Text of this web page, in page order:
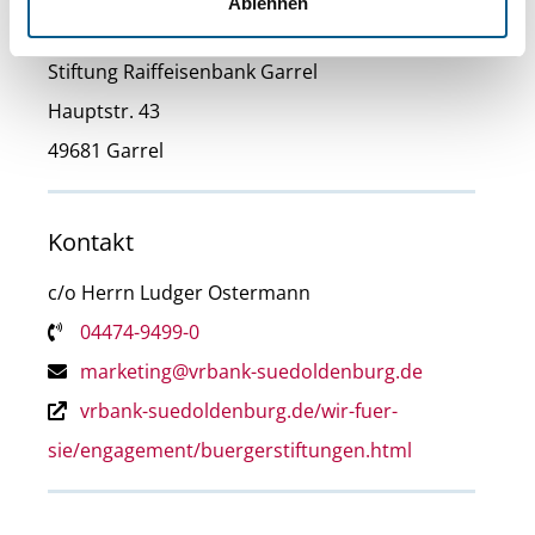
Stiftung Raiffeisenbank Garrel
Hauptstr. 43
49681 Garrel
Kontakt
c/o Herrn Ludger Ostermann
04474-9499-0
marketing@vrbank-suedoldenburg.de
vrbank-suedoldenburg.de/wir-fuer-
sie/engagement/buergerstiftungen.html